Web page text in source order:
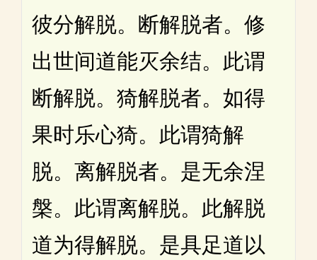
彼分解脱。断解脱者。修
出世间道能灭余结。此谓
断解脱。猗解脱者。如得
果时乐心猗。此谓猗解
脱。离解脱者。是无余涅
槃。此谓离解脱。此解脱
道为得解脱。是具足道以